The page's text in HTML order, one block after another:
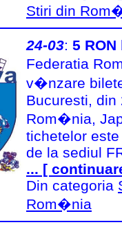
Stiri din
24-03: 5
Federatia
v�nzare
Bucuresti, din
Rom�nia,
tichetelor
de la sediul
... [
Din categoria
Rom�nia